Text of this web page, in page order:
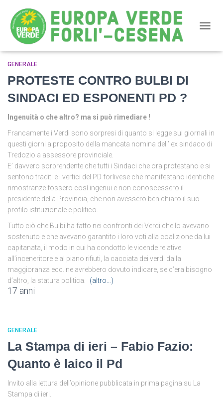
GENERALE
PROTESTE CONTRO BULBI DI
SINDACI ED ESPONENTI PD ?
Ingenuità o che altro? ma si può rimediare !
Francamente i Verdi sono sorpresi di quanto si legge sui giornali in
questi giorni a proposito della mancata nomina dell’ ex sindaco di
Tredozio a assessore provinciale.
E’ davvero sorprendente che tutti i Sindaci che ora protestano e si
sentono traditi e i vertici del PD forlivese che manifestano identiche
rimostranze fossero così ingenui e non conoscessero il
presidente della Provincia, che non avessero ben chiaro il suo
profilo istituzionale e politico.
Tutto ciò che Bulbi ha fatto nei confronti dei Verdi che lo avevano
sostenuto e che avevano garantito i loro voti alla coalizione da lui
capitanata, il modo in cui ha condotto le vicende relative
all’inceneritore e al piano rifiuti, la cacciata dei verdi dalla
maggioranza ecc. ne avrebbero dovuto indicare, se c’era bisogno
d’altro, la statura politica.
(altro…)
17 anni
GENERALE
La Stampa di ieri – Fabio Fazio:
Quanto è laico il Pd
Invito alla lettura dell’opinione pubblicata in prima pagina su La
Stampa di ieri.